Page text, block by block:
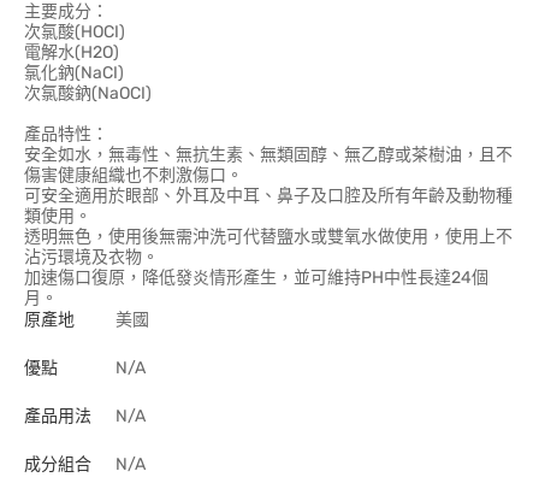
主要成分：
次氯酸(HOCI)
電解水(H2O)
氯化鈉(NaCI)
次氯酸鈉(NaOCI)
產品特性：
安全如水，無毒性、無抗生素、無類固醇、無乙醇或茶樹油，且不
傷害健康組織也不刺激傷口。
可安全適用於眼部、外耳及中耳、鼻子及口腔及所有年齡及動物種
類使用。
透明無色，使用後無需沖洗可代替鹽水或雙氧水做使用，使用上不
沾污環境及衣物。
加速傷口復原，降低發炎情形產生，並可維持PH中性長達24個
月。
原產地
美國
優點 N/A
產品用法 N/A
成分組合 N/A